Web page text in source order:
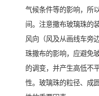
气候条件等的影响，所
间。注意撒布玻璃珠的
风向（风及从画线车旁
珠撒布的影响，应避免
的调变，并产生高低不
性。玻璃珠的粒径、成